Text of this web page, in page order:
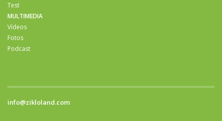
Test
MULTIMEDIA
Vídeos
Fotos
Podcast
info@zikloland.com